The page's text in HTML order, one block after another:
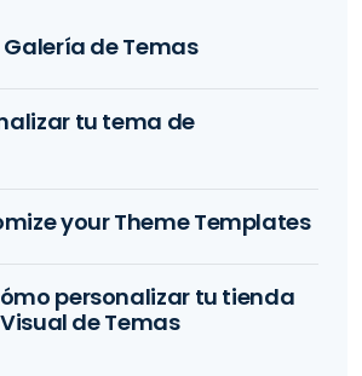
de Temas
tu tema de
your Theme Templates
personalizar tu tienda
de Temas